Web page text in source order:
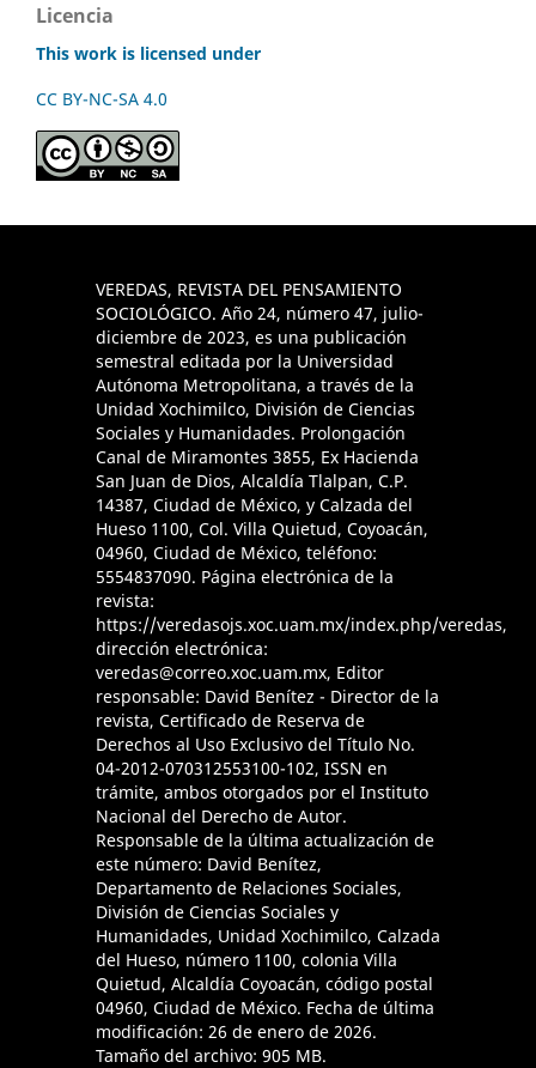
Licencia
This work is licensed under
CC BY-NC-SA 4.0
VEREDAS, REVISTA DEL PENSAMIENTO
SOCIOLÓGICO. Año 24, número 47, julio-
diciembre de 2023, es una publicación
semestral editada por la Universidad
Autónoma Metropolitana, a través de la
Unidad Xochimilco, División de Ciencias
Sociales y Humanidades. Prolongación
Canal de Miramontes 3855, Ex Hacienda
San Juan de Dios, Alcaldía Tlalpan, C.P.
14387, Ciudad de México, y Calzada del
Hueso 1100, Col. Villa Quietud, Coyoacán,
04960, Ciudad de México, teléfono:
5554837090. Página electrónica de la
revista:
https://veredasojs.xoc.uam.mx/index.php/veredas,
dirección electrónica:
veredas@correo.xoc.uam.mx, Editor
responsable: David Benítez - Director de la
revista, Certificado de Reserva de
Derechos al Uso Exclusivo del Título No.
04-2012-070312553100-102, ISSN en
trámite, ambos otorgados por el Instituto
Nacional del Derecho de Autor.
Responsable de la última actualización de
este número: David Benítez,
Departamento de Relaciones Sociales,
División de Ciencias Sociales y
Humanidades, Unidad Xochimilco, Calzada
del Hueso, número 1100, colonia Villa
Quietud, Alcaldía Coyoacán, código postal
04960, Ciudad de México. Fecha de última
modificación: 26 de enero de 2026.
Tamaño del archivo: 905 MB.